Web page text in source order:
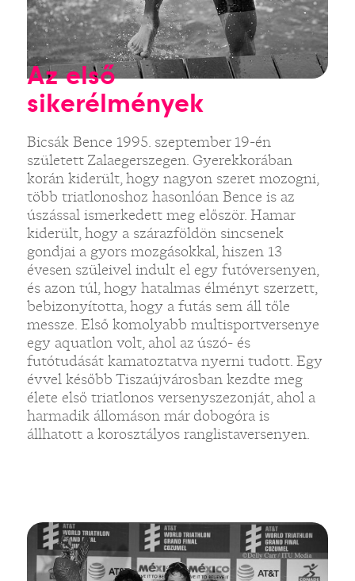
Az első
sikerélmények
Bicsák Bence 1995. szeptember 19-én
született Zalaegerszegen. Gyerekkorában
korán kiderült, hogy nagyon szeret mozogni,
több triatlonoshoz hasonlóan Bence is az
úszással ismerkedett meg először. Hamar
kiderült, hogy a szárazföldön sincsenek
gondjai a gyors mozgásokkal, hiszen 13
évesen szüleivel indult el egy futóversenyen,
és azon túl, hogy hatalmas élményt szerzett,
bebizonyította, hogy a futás sem áll tőle
messze. Első komolyabb multisportversenye
egy aquatlon volt, ahol az úszó- és
futótudását kamatoztatva nyerni tudott. Egy
évvel később Tiszaújvárosban kezdte meg
élete első triatlonos versenyszezonját, ahol a
harmadik állomáson már dobogóra is
állhatott a korosztályos ranglistaversenyen.